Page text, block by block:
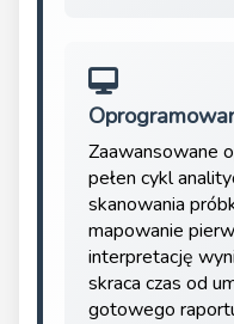
Zaawansowane
pełen cykl
skanowania
mapowanie
interpretację
skraca czas od
gotowego